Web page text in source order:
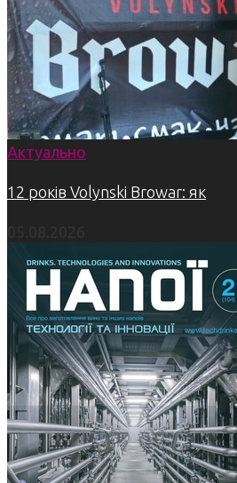
Актуально
12 років Volynski Browar: як